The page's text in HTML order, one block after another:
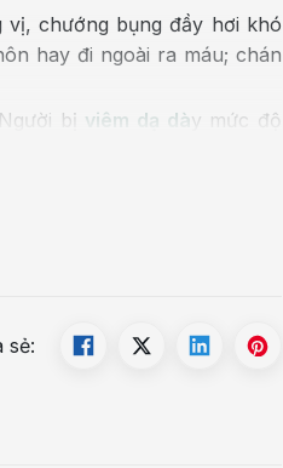
chướng bụng đầy hơi khó
hay đi ngoài ra máu; chán
bị viêm dạ dày mức độ
lá và rượu bia có nhiều chất
dạ dày do nhiễm
sẻ: